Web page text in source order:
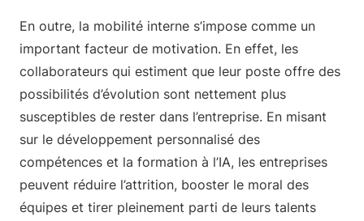
En outre, la mobilité interne s’impose comme un
important facteur de motivation. En effet, les
collaborateurs qui estiment que leur poste offre des
possibilités d’évolution sont nettement plus
susceptibles de rester dans l’entreprise. En misant
sur le développement personnalisé des
compétences et la formation à l’IA, les entreprises
peuvent réduire l’attrition, booster le moral des
équipes et tirer pleinement parti de leurs talents